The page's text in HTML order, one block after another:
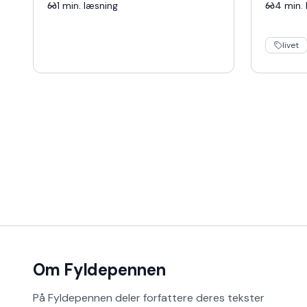
1 min. læsning 4 min.
livet
Om Fyldepennen
På Fyldepennen deler forfattere deres tekster